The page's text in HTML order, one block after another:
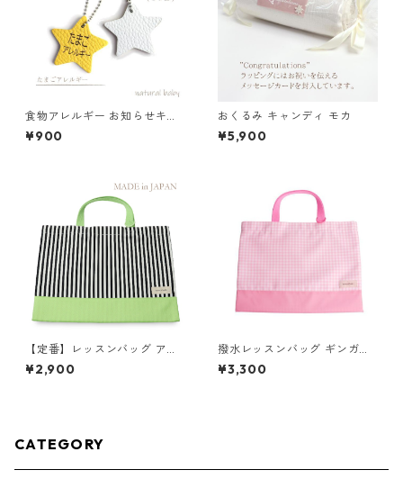
食物アレルギー お知らせキー
ホルダー たまご 85-00001-1
¥900
おくるみ キャンディ モカ
¥5,900
【定番】レッスンバッグ アッ
プルグリーン×ストライプ 縦3
0cm×横40cm
¥2,900
撥水レッスンバッグ ギンガム
チェック×ピンク 85-71200-3
¥3,300
CATEGORY